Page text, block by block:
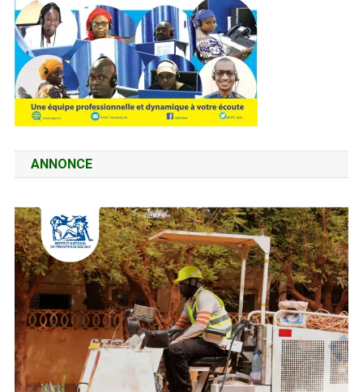
ANNONCE